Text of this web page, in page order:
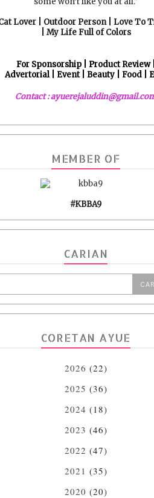
Lover | Outdoor Person | Love To
| My Life Full of Colors
For Sponsorship | Product Review |
Advertorial | Event | Beauty | Food |
Contact :
MEMBER OF
#KBBA9
CARIAN
CORETAN AYUE
2026 (22)
2025 (36)
2024 (18)
2023 (46)
2022 (47)
2021 (35)
2020 (20)